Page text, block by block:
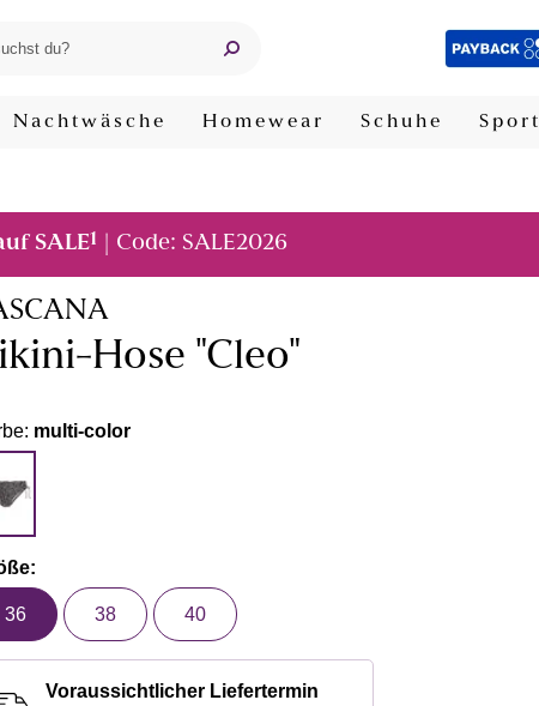
Nachtwäsche Homewear Schuhe Sport
SALE1 | Code: SALE2026
Hose "Cleo"
multi-color
36 38 40
Voraussichtlicher Liefertermin